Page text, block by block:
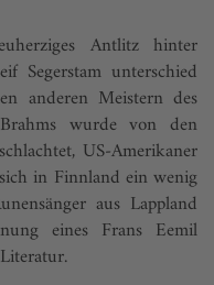
Antlitz hinter
Segerstam unterschied
anderen Meistern des
wurde von den
US-Amerikaner
in Finnland ein wenig
aus Lappland
eines Frans Eemil